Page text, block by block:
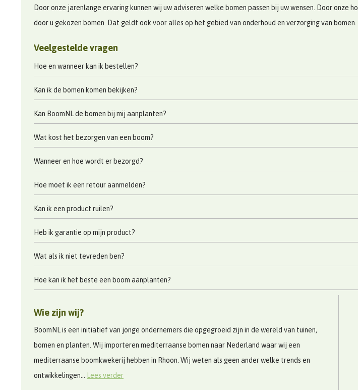
Door onze jarenlange ervaring kunnen wij uw adviseren welke bomen passen bij uw wensen. Door
door u gekozen bomen. Dat geldt ook voor alles op het gebied van onderhoud en verzorging van bomen.
Veelgestelde vragen
Hoe en wanneer kan ik bestellen?
Kan ik de bomen komen bekijken?
Kan BoomNL de bomen bij mij aanplanten?
Wat kost het bezorgen van een boom?
Wanneer en hoe wordt er bezorgd?
Hoe moet ik een retour aanmelden?
Kan ik een product ruilen?
Heb ik garantie op mijn product?
Wat als ik niet tevreden ben?
Hoe kan ik het beste een boom aanplanten?
Wie zijn wij?
BoomNL is een initiatief van jonge ondernemers die opgegroeid zijn in de wereld van tuinen,
bomen en planten. Wij importeren mediterraanse bomen naar Nederland waar wij een
mediterraanse boomkwekerij hebben in Rhoon. Wij weten als geen ander welke trends en
ontwikkelingen... Lees verder